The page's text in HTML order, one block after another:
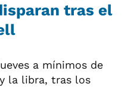
tras el
a mínimos de
la libra, tras los